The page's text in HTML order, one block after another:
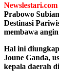
Newslestari.com
Prabowo
Destinasi
membawa
Hal ini
Joune Ganda,
kepala daerah